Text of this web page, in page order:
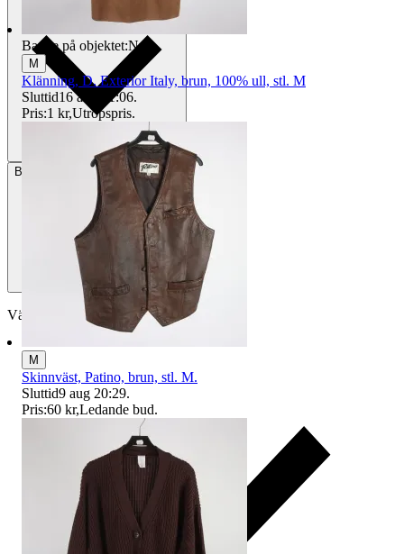
Betalning Via Tradera
Välj till köparskydd
Badge på objektet:Ny
M
Klänning, D. Exterior Italy, brun, 100% ull, stl. M
Sluttid16 aug 21:06.
Pris:1 kr,Utropspris.
M
Skinnväst, Patino, brun, stl. M.
Sluttid9 aug 20:29.
Pris:60 kr,Ledande bud.